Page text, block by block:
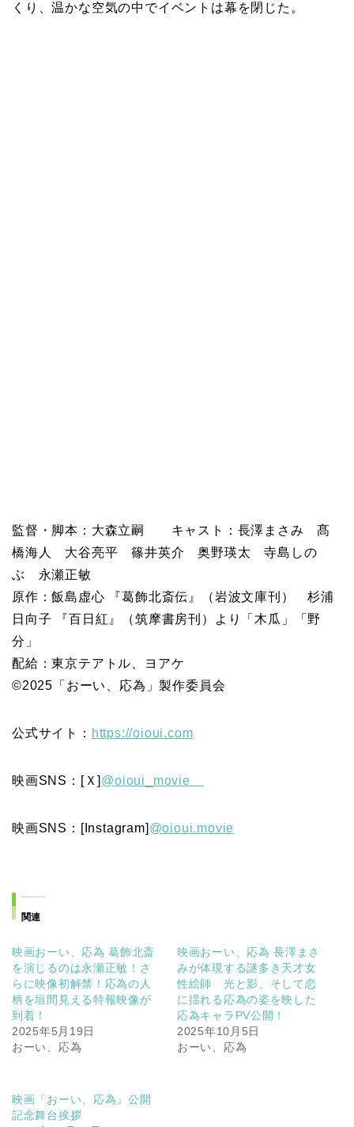
くり、温かな空気の中でイベントは幕を閉じた。
監督・脚本：大森立嗣 キャスト：長澤まさみ 髙
橋海人 大谷亮平 篠井英介 奥野瑛太 寺島しの
ぶ 永瀬正敏
原作：飯島虚心 『葛飾北斎伝』（岩波文庫刊） 杉浦
日向子 『百日紅』（筑摩書房刊）より「木瓜」「野
分」
配給：東京テアトル、ヨアケ
©︎2025「おーい、応為」製作委員会
公式サイト： https://oioui.com
映画SNS：[Ｘ] @oioui_movie
映画SNS：[Instagram] @oioui.movie
関連
映画おーい、応為 葛飾北斎
を演じるのは永瀬正敏！さ
らに映像初解禁！応為の人
柄を垣間見える特報映像が
到着！
2025年5月19日
おーい、応為
映画おーい、応為 長澤まさ
みが体現する謎多き天才女
性絵師 光と影、そして恋
に揺れる応為の姿を映した
応為キャラPV公開！
2025年10月5日
おーい、応為
映画『おーい、応為』公開
記念舞台挨拶